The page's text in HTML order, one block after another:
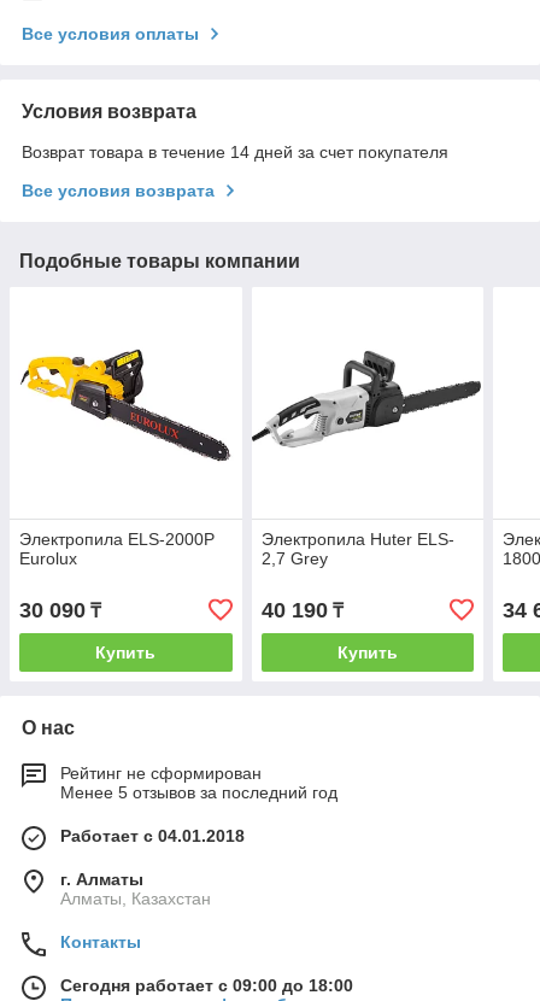
Все условия оплаты
Условия возврата
Возврат товара в течение 14 дней за счет покупателя
Все условия возврата
Подобные товары компании
Электропила ELS-2000P
Eurolux
30 090 ₸
Купить
Электропила Huter ELS-
2,7 Grey
40 190₸
Купить
34
О нас
Рейтинг не сформирован
Менее 5 отзывов за последний год
Работает с 04.01.2018
г. Алматы
Алматы, Казахстан
Контакты
Сегодня работает с 09:00 до 18:00